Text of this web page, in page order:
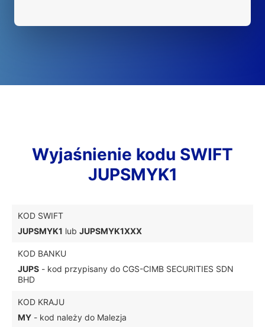
Wyjaśnienie kodu SWIFT
JUPSMYK1
KOD SWIFT
JUPSMYK1 lub JUPSMYK1XXX
KOD BANKU
JUPS - kod przypisany do CGS-CIMB SECURITIES SDN
BHD
KOD KRAJU
MY - kod należy do Malezja